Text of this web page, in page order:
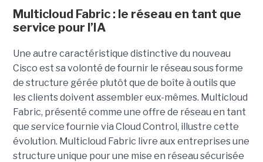
Multicloud Fabric : le réseau en tant que
service pour l’IA
Une autre caractéristique distinctive du nouveau
Cisco est sa volonté de fournir le réseau sous forme
de structure gérée plutôt que de boîte à outils que
les clients doivent assembler eux-mêmes. Multicloud
Fabric, présenté comme une offre de réseau en tant
que service fournie via Cloud Control, illustre cette
évolution. Multicloud Fabric livre aux entreprises une
structure unique pour une mise en réseau sécurisée